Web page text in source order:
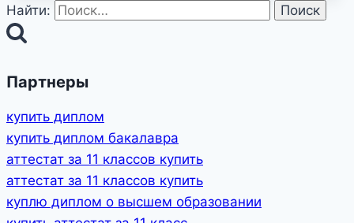
Найти:
Партнеры
купить диплом
купить диплом бакалавра
аттестат за 11 классов купить
аттестат за 11 классов купить
куплю диплом о высшем образовании